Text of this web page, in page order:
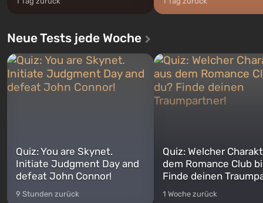
Neue Tests jede Woche
Quiz: You are Skynet.
Initiate Judgment Day and
defeat John Connor!
9 Stunden zurück
Quiz: Welcher
dem Romance Club
Finde deinen
1 Woche zurück